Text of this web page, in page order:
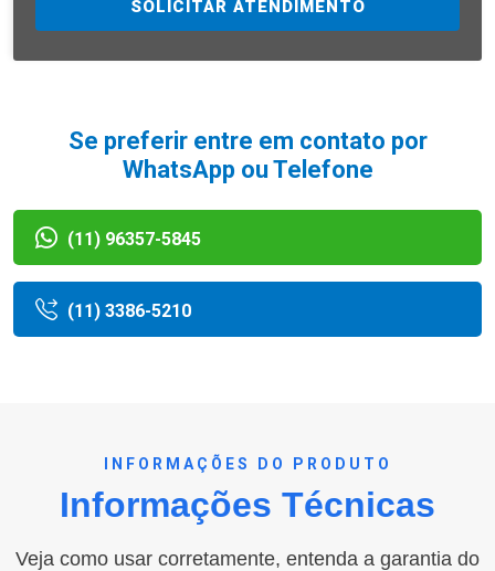
SOLICITAR ATENDIMENTO
Se preferir entre em contato por
WhatsApp ou Telefone
(11) 96357-5845
(11) 3386-5210
INFORMAÇÕES DO PRODUTO
Informações Técnicas
Veja como usar corretamente, entenda a garantia do